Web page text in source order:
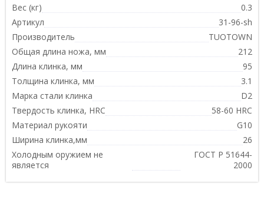
Вес (кг)
0.3
Артикул
31-96-sh
Производитель
TUOTOWN
Общая длина ножа, мм
212
Длина клинка, мм
95
Толщина клинка, мм
3.1
Марка стали клинка
D2
Твердость клинка, HRC
58-60 HRC
Материал рукояти
G10
Ширина клинка,мм
26
Холодным оружием не
является
ГОСТ Р 51644-
2000